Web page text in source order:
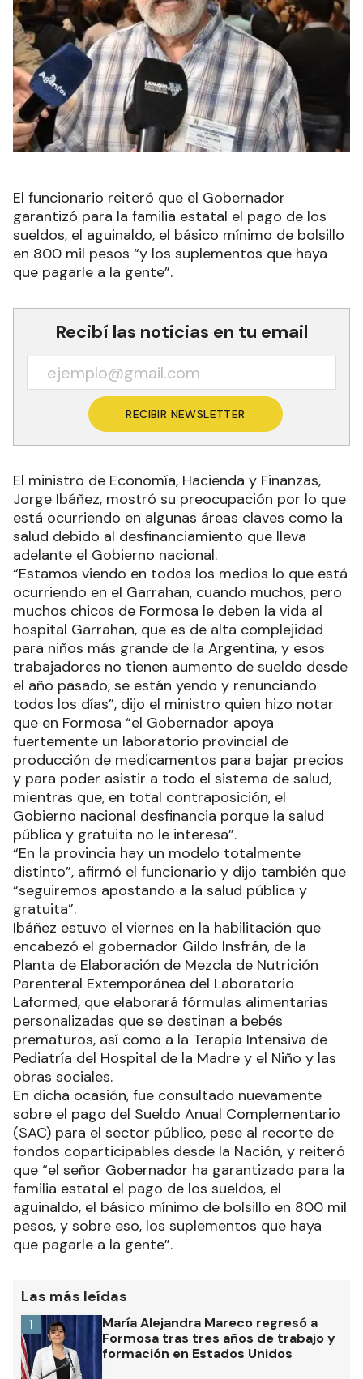
El funcionario reiteró que el Gobernador
garantizó para la familia estatal el pago de los
sueldos, el aguinaldo, el básico mínimo de bolsillo
en 800 mil pesos “y los suplementos que haya
que pagarle a la gente”.
Recibí las noticias en tu email
RECIBIR NEWSLETTER
El ministro de Economía, Hacienda y Finanzas,
Jorge Ibáñez, mostró su preocupación por lo que
está ocurriendo en algunas áreas claves como la
salud debido al desfinanciamiento que lleva
adelante el Gobierno nacional.
“Estamos viendo en todos los medios lo que está
ocurriendo en el Garrahan, cuando muchos, pero
muchos chicos de Formosa le deben la vida al
hospital Garrahan, que es de alta complejidad
para niños más grande de la Argentina, y esos
trabajadores no tienen aumento de sueldo desde
el año pasado, se están yendo y renunciando
todos los días”, dijo el ministro quien hizo notar
que en Formosa “el Gobernador apoya
fuertemente un laboratorio provincial de
producción de medicamentos para bajar precios
y para poder asistir a todo el sistema de salud,
mientras que, en total contraposición, el
Gobierno nacional desfinancia porque la salud
pública y gratuita no le interesa”.
“En la provincia hay un modelo totalmente
distinto”, afirmó el funcionario y dijo también que
“seguiremos apostando a la salud pública y
gratuita”.
Ibáñez estuvo el viernes en la habilitación que
encabezó el gobernador Gildo Insfrán, de la
Planta de Elaboración de Mezcla de Nutrición
Parenteral Extemporánea del Laboratorio
Laformed, que elaborará fórmulas alimentarias
personalizadas que se destinan a bebés
prematuros, así como a la Terapia Intensiva de
Pediatría del Hospital de la Madre y el Niño y las
obras sociales.
En dicha ocasión, fue consultado nuevamente
sobre el pago del Sueldo Anual Complementario
(SAC) para el sector público, pese al recorte de
fondos coparticipables desde la Nación, y reiteró
que “el señor Gobernador ha garantizado para la
familia estatal el pago de los sueldos, el
aguinaldo, el básico mínimo de bolsillo en 800 mil
pesos, y sobre eso, los suplementos que haya
que pagarle a la gente”.
Las más leídas
María Alejandra Mareco regresó a
Formosa tras tres años de trabajo y
formación en Estados Unidos
1